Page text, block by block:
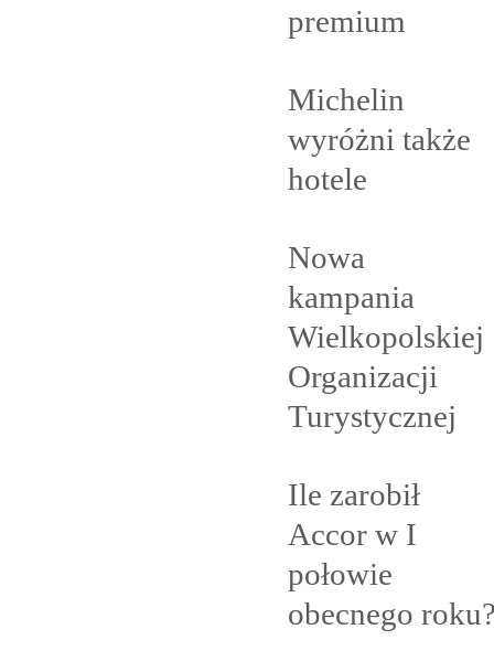
premium
Michelin
wyróżni także
hotele
Nowa
kampania
Wielkopolskiej
Organizacji
Turystycznej
Ile zarobił
Accor w I
połowie
obecnego